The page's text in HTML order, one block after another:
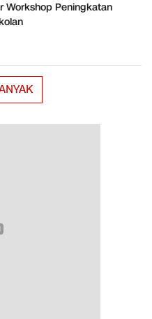
Workshop Peningkatan